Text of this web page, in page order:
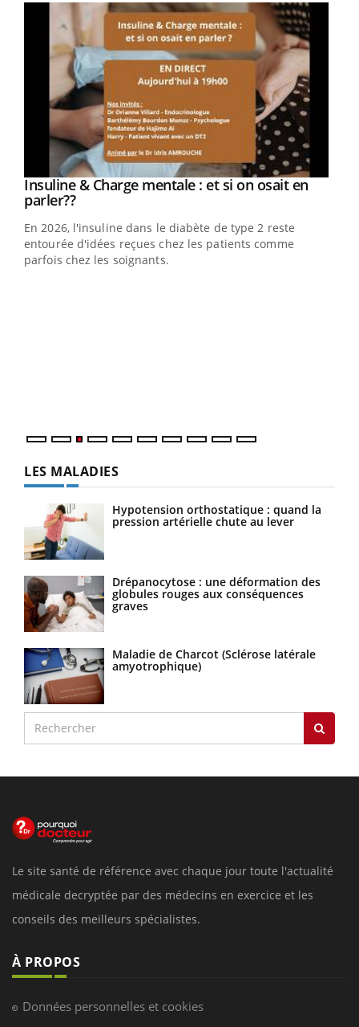
Youtube
Insuline & Charge mentale : et si on osait en
parler??Youtube
En 2026, l'insuline dans le diabète de type 2 reste
entourée d'idées reçues chez les patients comme
parfois chez les soignants.
LES MALADIES
Hypotension orthostatique : quand la
pression artérielle chute au lever
Drépanocytose : une déformation des
globules rouges aux conséquences
graves
Maladie de Charcot (Sclérose latérale
amyotrophique)
Le site santé de référence avec chaque jour toute l'actualité
médicale decryptée par des médecins en exercice et les
conseils des meilleurs spécialistes.
À PROPOS
Données personnelles et cookies